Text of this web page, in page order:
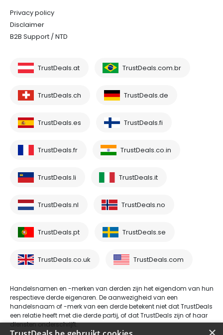
Privacy policy
Disclaimer
B2B Support / NTD
TrustDeals.at TrustDeals.com.br
TrustDeals.ch TrustDeals.de
TrustDeals.es TrustDeals.fi
TrustDeals.fr TrustDeals.co.in
TrustDeals.li TrustDeals.it
TrustDeals.nl TrustDeals.no
TrustDeals.pt TrustDeals.se
TrustDeals.co.uk TrustDeals.com
Handelsnamen en -merken van derden zijn het eigendom van hun
respectieve derde eigenaren. De aanwezigheid van een
handelsnaam of -merk van een derde betekent niet dat TrustDeals
een relatie heeft met die derde partij, of dat TrustDeals zijn of haar
diensten onderschrijft.